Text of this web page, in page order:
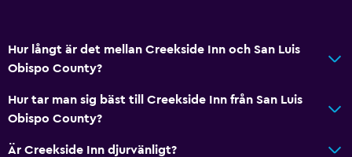
Hur långt är det mellan Creekside Inn och San Luis
Obispo County?
Hur tar man sig bäst till Creekside Inn från San Luis
Obispo County?
Är Creekside Inn djurvänligt?